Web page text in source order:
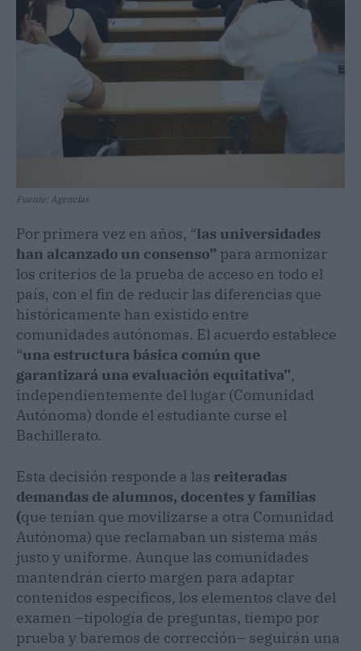
Fuente: Agencias
Por primera vez en años, “las universidades
han alcanzado un consenso” para armonizar
los criterios de la prueba de acceso en todo el
país, con el fin de reducir las diferencias que
históricamente han existido entre
comunidades autónomas. El acuerdo establece
“una estructura básica común que
garantizará una evaluación equitativa”,
independientemente del lugar (Comunidad
Autónoma) donde el estudiante curse el
Bachillerato.
Esta decisión responde a las reiteradas
demandas de alumnos, docentes y familias
(que tenían que movilizarse a otra Comunidad
Autónoma) que reclamaban un sistema más
justo y uniforme. Aunque las comunidades
mantendrán cierto margen para adaptar
contenidos específicos, los elementos clave del
examen –tipología de preguntas, tiempo por
prueba y baremos de corrección– seguirán una